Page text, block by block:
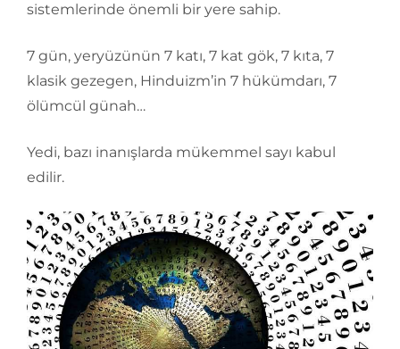
sistemlerinde önemli bir yere sahip.
7 gün, yeryüzünün 7 katı, 7 kat gök, 7 kıta, 7
klasik gezegen, Hinduizm’in 7 hükümdarı, 7
ölümcül günah…
Yedi, bazı inanışlarda mükemmel sayı kabul
edilir.